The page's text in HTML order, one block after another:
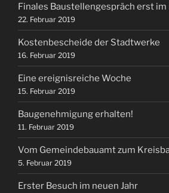
Finales Baustellengespräch erst im
22. Februar 2019
Kostenbescheide der Stadtwerke
16. Februar 2019
Eine ereignisreiche Woche
15. Februar 2019
Baugenehmigung erhalten!
11. Februar 2019
Vom Gemeindebauamt zum
5. Februar 2019
Erster Besuch im neuen Jahr